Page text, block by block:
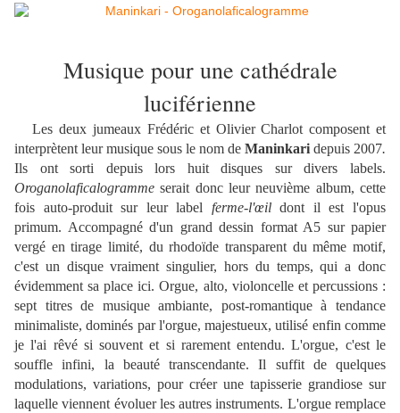
Musique pour une cathédrale
luciférienne
Les deux jumeaux Frédéric et Olivier Charlot composent et
interprètent leur musique sous le nom de Maninkari depuis 2007.
Ils ont sorti depuis lors huit disques sur divers labels.
Oroganolaficalogramme serait donc leur neuvième album, cette
fois auto-produit sur leur label ferme-l'œildont il est l'opus
primum. Accompagné d'un grand dessin format A5 sur papier
vergé en tirage limité, du rhodoïde transparent du même motif,
c'est un disque vraiment singulier, hors du temps, qui a donc
évidemment sa place ici. Orgue, alto, violoncelle et percussions :
sept titres de musique ambiante, post-romantique à tendance
minimaliste, dominés par l'orgue, majestueux, utilisé enfin comme
je l'ai rêvé si souvent et si rarement entendu. L'orgue, c'est le
souffle infini, la beauté transcendante. Il suffit de quelques
modulations, variations, pour créer une tapisserie grandiose sur
laquelle viennent évoluer les autres instruments. L'orgue remplace